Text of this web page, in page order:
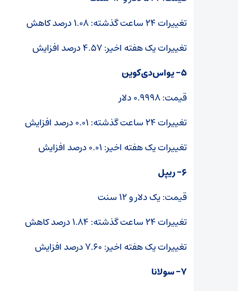
تغییرات ۲۴ ساعت گذشته: ۱.۰۸ درصد کاهش
تغییرات یک هفته اخیر: ۴.۵۷ درصد افزایش
۵- یواس‌دی‌کوین
قیمت: ۰.۹۹۹۸ دلار
تغییرات ۲۴ ساعت گذشته: ۰.۰۱ درصد افزایش
تغییرات یک هفته اخیر: ۰.۰۱ درصد افزایش
۶- ریپل
قیمت: یک دلار و ۱۲ سنت
تغییرات ۲۴ ساعت گذشته: ۱.۸۴ درصد کاهش
تغییرات یک هفته اخیر: ۷.۶۰ درصد افزایش
۷- سولانا